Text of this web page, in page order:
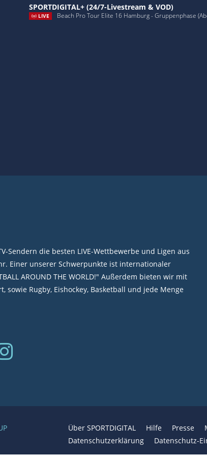
SPORTDIGITAL+ (24/7-Livestream & VOD)
LIVE Beach Pro Tour Elite 16 Hamburg - Gruppenphase
Sendern die besten LIVE-Wettbewerbe und Ligen aus
Einer unserer Schwerpunkte ist internationaler
AROUND THE WORLD!" Außerdem bieten wir mit
sowie Rugby, Eishockey, Basketball und jede Menge
Über SPORTDIGITAL Hilfe Presse
Datenschutzerklärung
Datenschutz-